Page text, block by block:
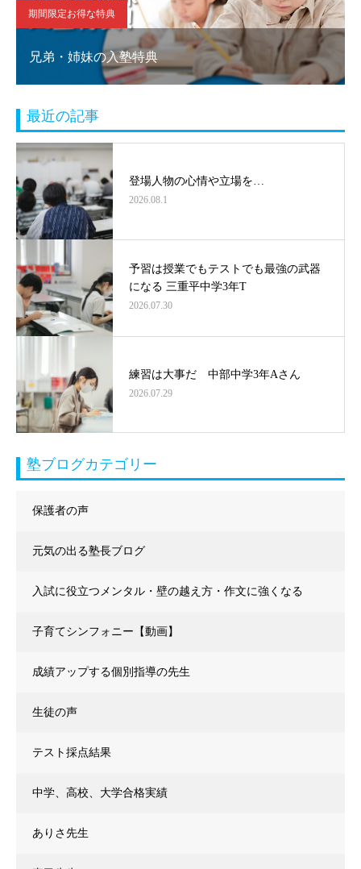
期間限定お得な特典
兄弟・姉妹の入塾特典
最近の記事
登場人物の心情や立場を…
2026.08.1
予習は授業でもテストでも最強の武器
になる 三重平中学3年T
2026.07.30
練習は大事だ 中部中学3年Aさん
2026.07.29
塾ブログカテゴリー
保護者の声
元気の出る塾長ブログ
入試に役立つメンタル・壁の越え方・作文に強くなる
子育てシンフォニー【動画】
成績アップする個別指導の先生
生徒の声
テスト採点結果
中学、高校、大学合格実績
ありさ先生